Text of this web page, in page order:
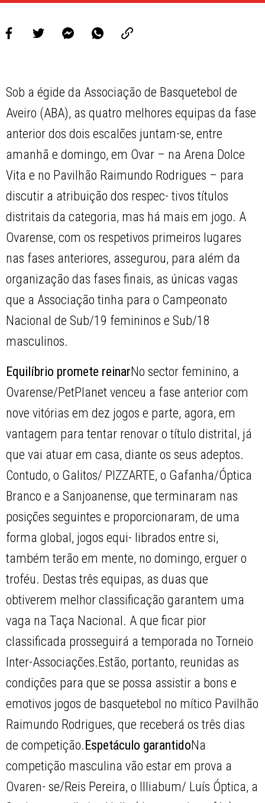
Sob a égide da Associação de Basquetebol de
Aveiro (ABA), as quatro melhores equipas da fase
anterior dos dois escalões juntam-se, entre
amanhã e domingo, em Ovar – na Arena Dolce
Vita e no Pavilhão Raimundo Rodrigues – para
discutir a atribuição dos respec- tivos títulos
distritais da categoria, mas há mais em jogo. A
Ovarense, com os respetivos primeiros lugares
nas fases anteriores, assegurou, para além da
organização das fases finais, as únicas vagas
que a Associação tinha para o Campeonato
Nacional de Sub/19 femininos e Sub/18
masculinos.
Equilíbrio promete reinarNo sector feminino, a
Ovarense/PetPlanet venceu a fase anterior com
nove vitórias em dez jogos e parte, agora, em
vantagem para tentar renovar o título distrital, já
que vai atuar em casa, diante os seus adeptos.
Contudo, o Galitos/ PIZZARTE, o Gafanha/Óptica
Branco e a Sanjoanense, que terminaram nas
posições seguintes e proporcionaram, de uma
forma global, jogos equi- librados entre si,
também terão em mente, no domingo, erguer o
troféu. Destas três equipas, as duas que
obtiverem melhor classificação garantem uma
vaga na Taça Nacional. A que ficar pior
classificada prosseguirá a temporada no Torneio
Inter-Associações.Estão, portanto, reunidas as
condições para que se possa assistir a bons e
emotivos jogos de basquetebol no mítico Pavilhão
Raimundo Rodrigues, que receberá os três dias
de competição. Espetáculo garantidoNa
competição masculina vão estar em prova a
Ovaren- se/Reis Pereira, o Illiabum/ Luís Óptica, a